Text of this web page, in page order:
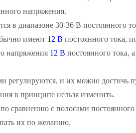
напряжения.
в диапазоне 30-36 В постоянного
имеют 12 В постоянного тока,
напряжения 12 В постоянного тока,
и их можно достичь
в принципе нельзя изменить.
сравнению с полосами
их по желанию.